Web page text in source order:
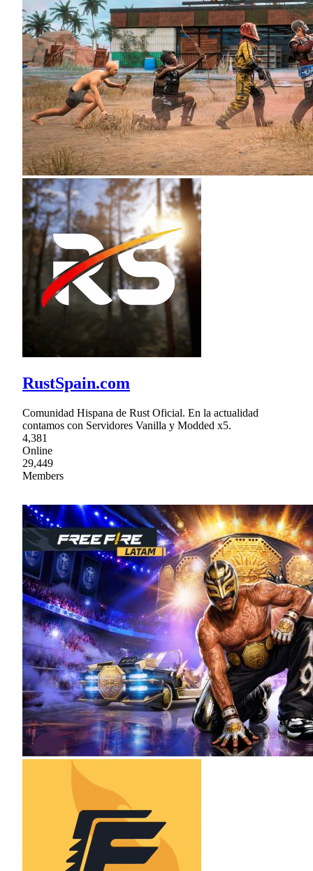
RustSpain.com
Comunidad Hispana de Rust Oficial. En la actualidad
contamos con Servidores Vanilla y Modded x5.
4,381
Online
29,449
Members